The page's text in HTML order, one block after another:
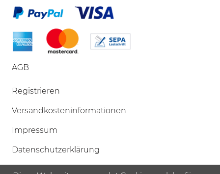
AGB
Navigation
überspringen
Registrieren
Versandkosteninformationen
Impressum
Datenschutzerklärung